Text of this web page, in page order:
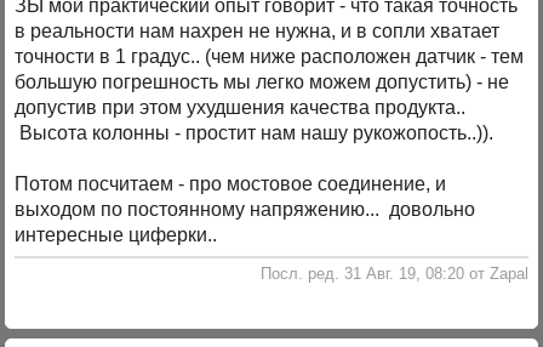
ЗЫ мой практический опыт говорит - что такая точность
в реальности нам нахрен не нужна, и в сопли хватает
точности в 1 градус.. (чем ниже расположен датчик - тем
большую погрешность мы легко можем допустить) - не
допустив при этом ухудшения качества продукта..
Высота колонны - простит нам нашу рукожопость..)).
Потом посчитаем - про мостовое соединение, и
выходом по постоянному напряжению... довольно
интересные циферки..
Посл. ред. 31 Авг. 19, 08:20 от Zapal